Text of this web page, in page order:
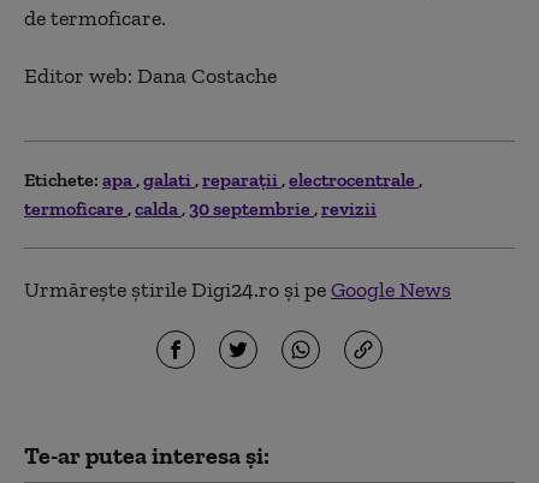
de termoficare.
Editor web: Dana Costache
Etichete: apa galati reparaţii electrocentrale
termoficare calda 30 septembrie revizii
Urmărește știrile Digi24.ro și peGoogle News
Te-ar putea interesa și: